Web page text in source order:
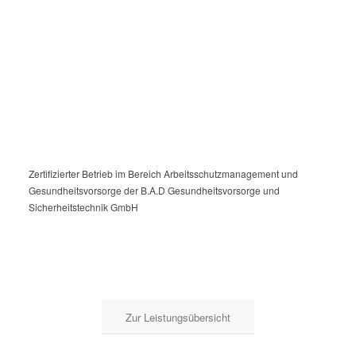
Zertifizierter Betrieb im Bereich Arbeitsschutzmanagement und
Gesundheitsvorsorge der B.A.D Gesundheitsvorsorge und
Sicherheitstechnik GmbH
Zur Leistungsübersicht